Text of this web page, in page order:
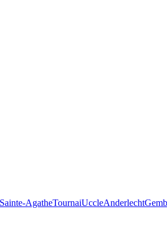
AgatheTournaiUccleAnderlecht